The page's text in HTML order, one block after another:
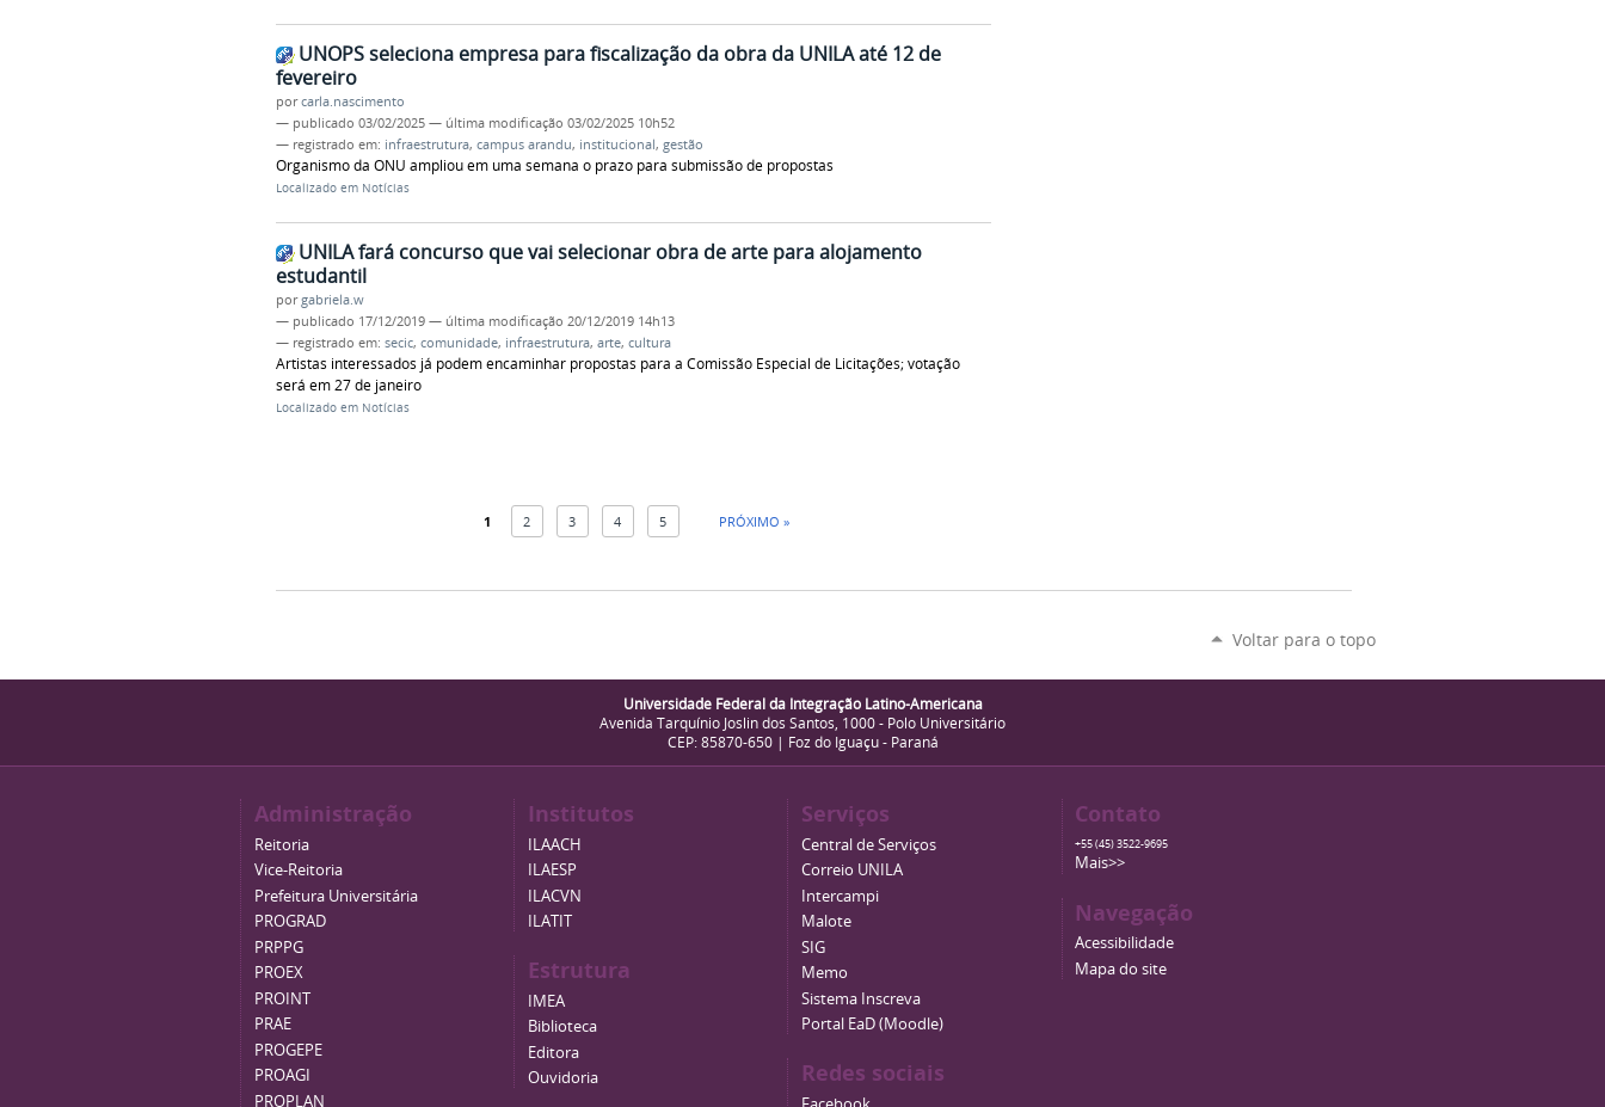
UNOPS seleciona empresa para fiscalização da obra da UNILA até 12 de
fevereiro
porcarla.nascimento
— publicado 03/02/2025 — última modificação 03/02/2025 10h52
— registrado em: infraestrutura, campus arandu, institucional, gestão
Organismo da ONU ampliou em uma semana o prazo para submissão de propostas
Localizado em Notícias
UNILA fará concurso que vai selecionar obra de arte para alojamento
estudantil
porgabriela.w
— publicado 17/12/2019 — última modificação 20/12/2019 14h13
— registrado em: secic, comunidade, infraestrutura, arte, cultura
Artistas interessados já podem encaminhar propostas para a Comissão Especial de Licitações; votação
será em 27 de janeiro
Localizado em Notícias
1 2 3 4 5 PRÓXIMO »
Voltar para o topo
Universidade Federal da Integração Latino-Americana
Avenida Tarquínio Joslin dos Santos, 1000 - Polo Universitário
CEP: 85870-650 | Foz do Iguaçu - Paraná
Administração
Reitoria
Vice-Reitoria
Prefeitura Universitária
PROGRAD
PRPPG
PROEX
PROINT
PRAE
PROGEPE
PROAGI
PROPLAN
Institutos
ILAACH
ILAESP
ILACVN
ILATIT
Estrutura
IMEA
Biblioteca
Editora
Ouvidoria
Serviços
Central de Serviços
Correio UNILA
Intercampi
Malote
SIG
Memo
Sistema Inscreva
Portal EaD (Moodle)
Redes sociais
Contato
+55 (45) 3522-9695
Mais>>
Navegação
Acessibilidade
Mapa do site